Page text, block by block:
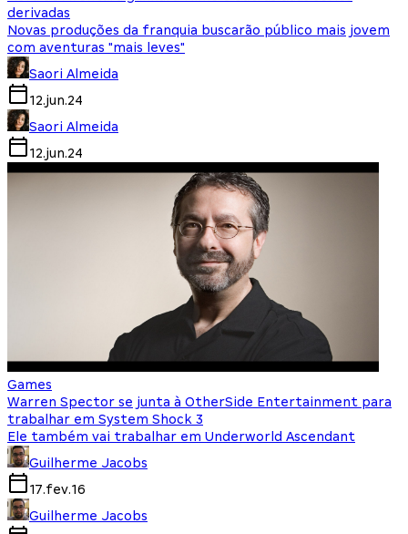
derivadas
Novas produções da franquia buscarão público mais jovem
com aventuras "mais leves"
Saori Almeida
12.jun.24
Saori Almeida
12.jun.24
Games
Warren Spector se junta à OtherSide Entertainment para
trabalhar em System Shock 3
Ele também vai trabalhar em Underworld Ascendant
Guilherme Jacobs
17.fev.16
Guilherme Jacobs